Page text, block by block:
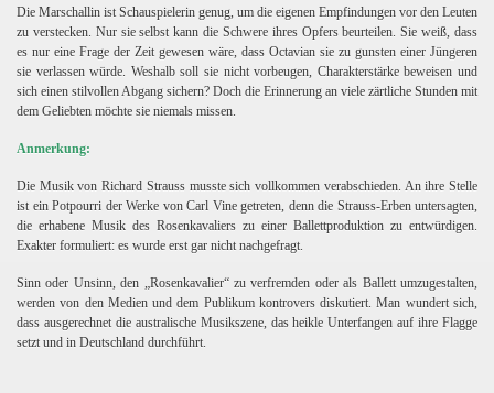
Die Marschallin ist Schauspielerin genug, um die eigenen Empfindungen vor den Leuten
zu verstecken. Nur sie selbst kann die Schwere ihres Opfers beurteilen. Sie weiß, dass
es nur eine Frage der Zeit gewesen wäre, dass Octavian sie zu gunsten einer Jüngeren
sie verlassen würde. Weshalb soll sie nicht vorbeugen, Charakterstärke beweisen und
sich einen stilvollen Abgang sichern? Doch die Erinnerung an viele zärtliche Stunden mit
dem Geliebten möchte sie niemals missen.
Anmerkung:
Die Musik von Richard Strauss musste sich vollkommen verabschieden. An ihre Stelle
ist ein Potpourri der Werke von Carl Vine getreten, denn die Strauss-Erben untersagten,
die erhabene Musik des Rosenkavaliers zu einer Ballettproduktion zu entwürdigen.
Exakter formuliert: es wurde erst gar nicht nachgefragt.
Sinn oder Unsinn, den „Rosenkavalier“ zu verfremden oder als Ballett umzugestalten,
werden von den Medien und dem Publikum kontrovers diskutiert. Man wundert sich,
dass ausgerechnet die australische Musikszene, das heikle Unterfangen auf ihre Flagge
setzt und in Deutschland durchführt.